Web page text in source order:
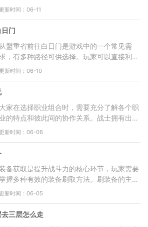
是从沃玛之城出发前往封魔城主广场，玩家需
更新时间：06-11
门
从盟重省前往白日门是游戏中的一个常见需
，有多种路径可供选择。玩家可以直接利用
游戏内的传送功能快速抵达，这是最便捷的方
更新时间：06-10
大家在选择职业组合时，需要充分了解各个职
业的特点和彼此间的协作关系。战士拥有出色
的防御和攻击能力，在队伍中通常扮演肉盾和
更新时间：06-06
装备获取是提升战斗力的核心环节，玩家需要
握多种有效的装备刷取方法。刷装备的主要
途径包括挑战各类BOSS、参与特定活动以及
更新时间：06-05
三层怎么走